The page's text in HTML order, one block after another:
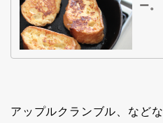
ー。
アップルクランブル、などな